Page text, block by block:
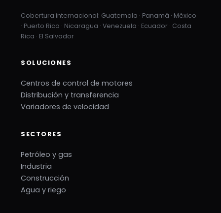
Cobertura internacional: Guatemala · Panamá · México
· Puerto Rico · Nicaragua · Venezuela · Ecuador · Costa
Rica · El Salvador
SOLUCIONES
Centros de control de motores
Distribución y transferencia
Variadores de velocidad
SECTORES
Petróleo y gas
Industria
Construcción
Agua y riego